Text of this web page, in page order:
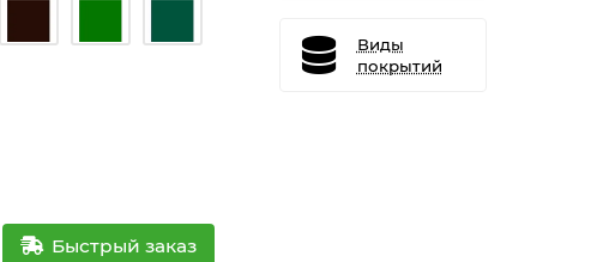
Быстрый заказ
Виды
покрытий